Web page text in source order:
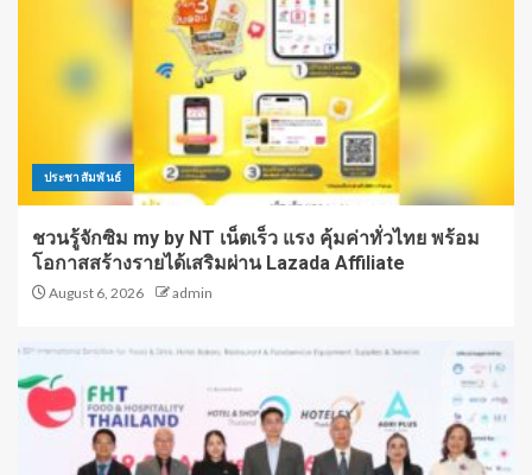
ประชาสัมพันธ์
ชวนรู้จักซิม my by NT เน็ตเร็ว แรง คุ้มค่าทั่วไทย พร้อม
โอกาสสร้างรายได้เสริมผ่าน Lazada Affiliate
August 6, 2026 admin